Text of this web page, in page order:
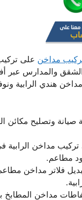
مداخن على
والمدارس عبر
هندي الرابية
صيانة وتصليح مكائن
مداخن الرابية
مطاعم.
فلاتر مداخن
مداخن المطابخ